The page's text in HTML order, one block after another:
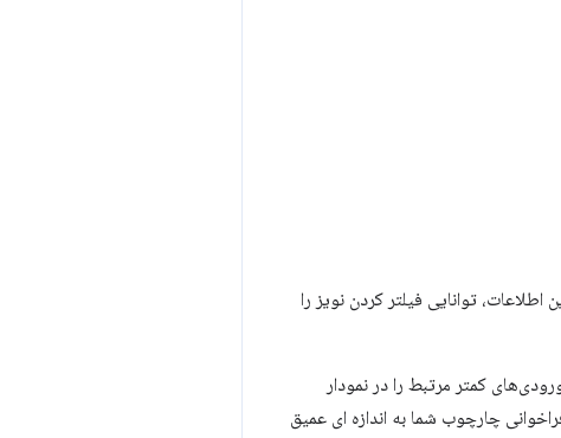
توانایی فیلتر کردن نویز را
کمتر مرتبط را در نمودار
چارچوب شما به اندازه ای عمیق